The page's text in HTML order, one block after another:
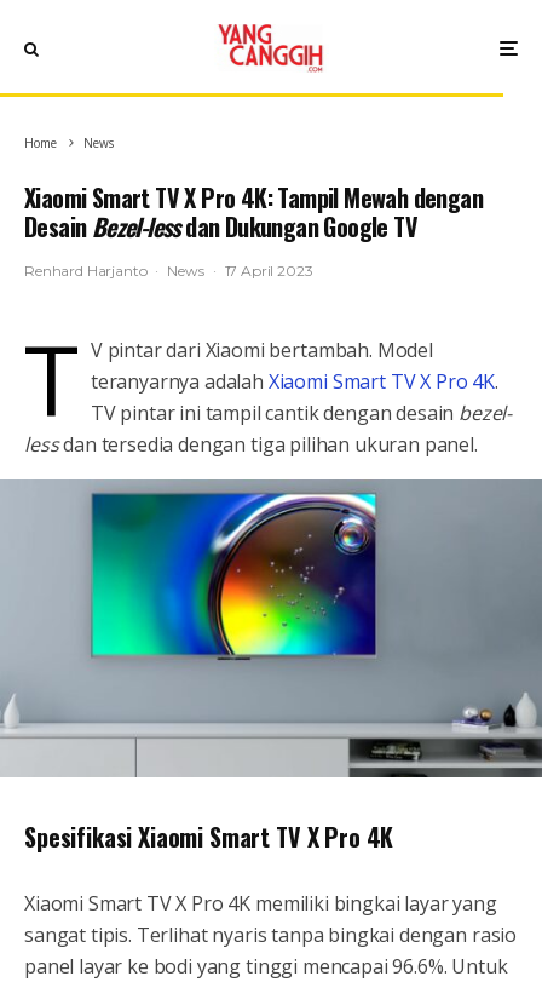
Home News
Xiaomi Smart TV X Pro 4K: Tampil Mewah dengan
DesainBezel-lessdan Dukungan Google TV
Renhard Harjanto · News · 17 April 2023
T V pintar dari Xiaomi bertambah. Model
teranyarnya adalah Xiaomi Smart TV X Pro 4K.
TV pintar ini tampil cantik dengan desain bezel-
lessdan tersedia dengan tiga pilihan ukuran panel.
Spesifikasi Xiaomi Smart TV X Pro 4K
Xiaomi Smart TV X Pro 4K memiliki bingkai layar yang
sangat tipis. Terlihat nyaris tanpa bingkai dengan rasio
panel layar ke bodi yang tinggi mencapai 96.6%. Untuk